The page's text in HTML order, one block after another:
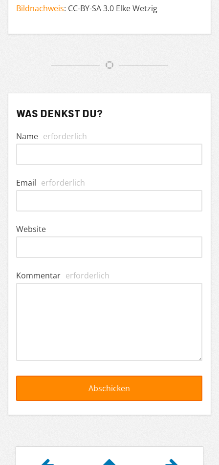
Bildnachweis: CC-BY-SA 3.0 Elke Wetzig
Was denkst du?
Name erforderlich
Email erforderlich
Website
Kommentar erforderlich